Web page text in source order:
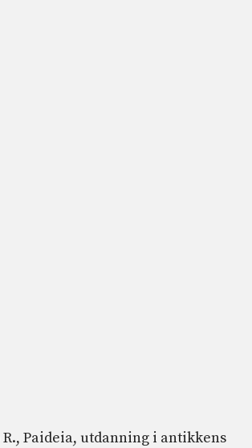
Paideia, utdanning i antikkens